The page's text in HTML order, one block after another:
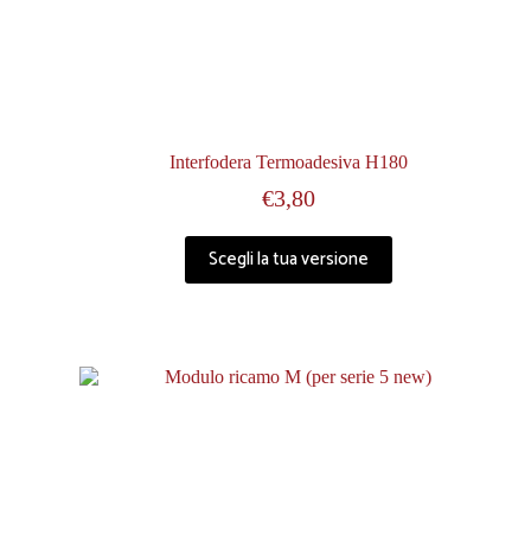
Interfodera Termoadesiva H180
€3,80
Scegli la tua versione